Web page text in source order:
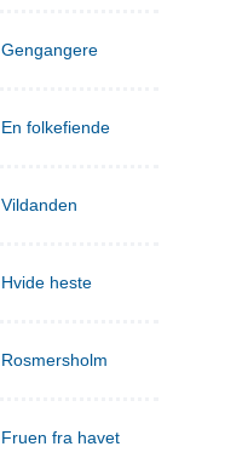
Gengangere
En folkefiende
Vildanden
Hvide heste
Rosmersholm
Fruen fra havet